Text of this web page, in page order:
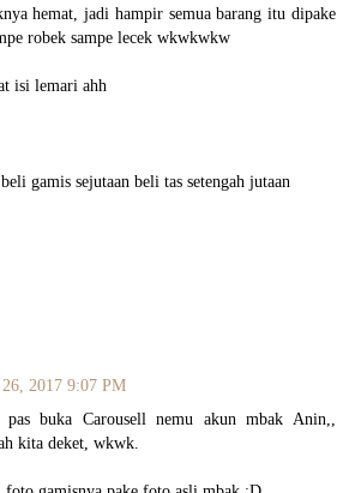
hemat, jadi hampir semua barang itu dipake
robek sampe lecek wkwkwkw
isi lemari ahh
gamis sejutaan beli tas setengah jutaan
2017 9:07 PM
buka Carousell nemu akun mbak Anin,,
kita deket, wkwk.